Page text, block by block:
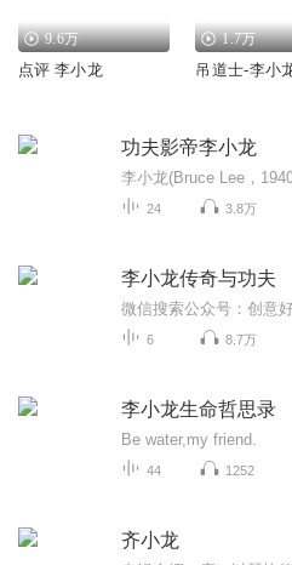
9.6万
点评 李小龙
1.7万
吊道士-李小
功夫影帝李小龙
24 3.8万
李小龙传奇与功夫
6 8.7万
李小龙生命哲思录
Be water,my friend.
44 1252
齐小龙